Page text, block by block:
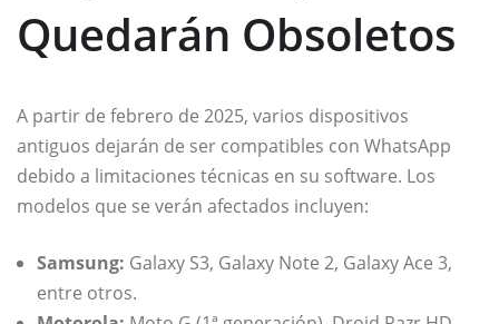
Quedarán Obsoletos
A partir de febrero de 2025, varios dispositivos
antiguos dejarán de ser compatibles con WhatsApp
debido a limitaciones técnicas en su software. Los
modelos que se verán afectados incluyen:
Samsung: Galaxy S3, Galaxy Note 2, Galaxy Ace 3,
entre otros.